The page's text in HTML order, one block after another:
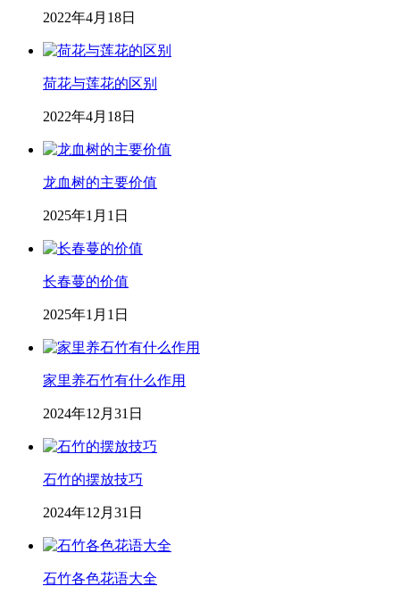
2022年4月18日
荷花与莲花的区别
2022年4月18日
龙血树的主要价值
2025年1月1日
长春蔓的价值
2025年1月1日
家里养石竹有什么作用
2024年12月31日
石竹的摆放技巧
2024年12月31日
石竹各色花语大全